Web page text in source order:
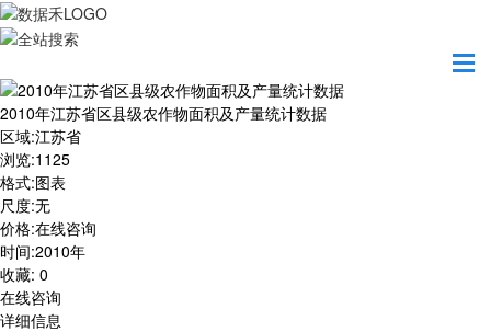
2010年江苏省区县级农作物面积及产量统计数据
2010年江苏省区县级农作物面积及产量统计数据
区域:江苏省
浏览:1125
格式:图表
尺度:无
价格:在线咨询
时间:2010年
收藏: 0
在线咨询
详细信息